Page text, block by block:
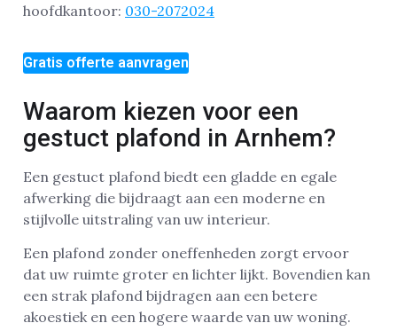
hoofdkantoor: 030-2072024
Gratis offerte aanvragen
Waarom kiezen voor een
gestuct plafond in Arnhem?
Een gestuct plafond biedt een gladde en egale
afwerking die bijdraagt aan een moderne en
stijlvolle uitstraling van uw interieur.
Een plafond zonder oneffenheden zorgt ervoor
dat uw ruimte groter en lichter lijkt. Bovendien kan
een strak plafond bijdragen aan een betere
akoestiek en een hogere waarde van uw woning.